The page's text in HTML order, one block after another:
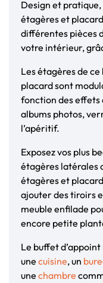
Design et
étagères et
différentes pièces
votre intérieur,
Les étagères de
placard sont
fonction des effets
albums photos,
l’apéritif.
Exposez vos plus
étagères latérales
étagères et
ajouter des tiroirs
meuble enfilade
encore petite
Le buffet
une cuisine, un
une chambre